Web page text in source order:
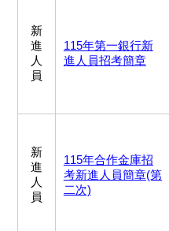
新
進
人
員
115年第一銀行新
進人員招考簡章
新
進
人
員
115年合作金庫招
考新進人員簡章(第
二次)